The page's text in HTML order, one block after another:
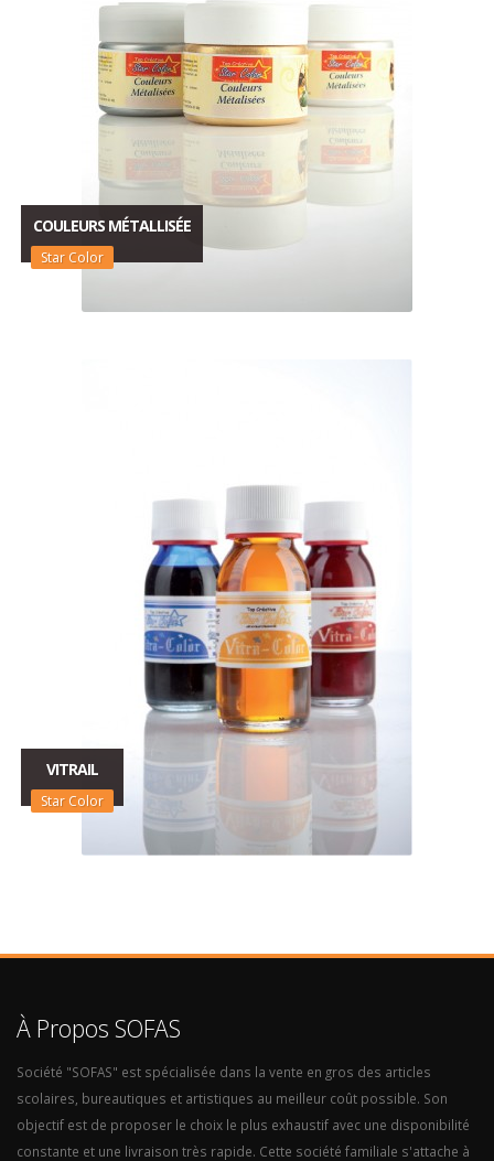
COULEURS MÉTALLISÉE
Star Color
VITRAIL
Star Color
À Propos SOFAS
Société "SOFAS" est spécialisée dans la vente en gros des articles
scolaires, bureautiques et artistiques au meilleur coût possible. Son
objectif est de proposer le choix le plus exhaustif avec une disponibilité
constante et une livraison très rapide. Cette société familiale s'attache à